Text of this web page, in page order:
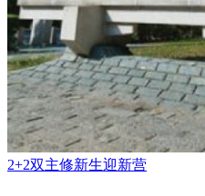
2+2双主修新生迎新营